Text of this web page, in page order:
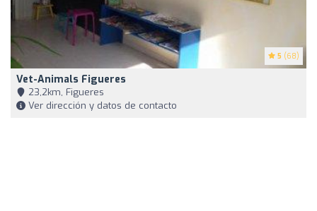
5 (68)
Vet-Animals Figueres
23,2km, Figueres
Ver dirección y datos de contacto